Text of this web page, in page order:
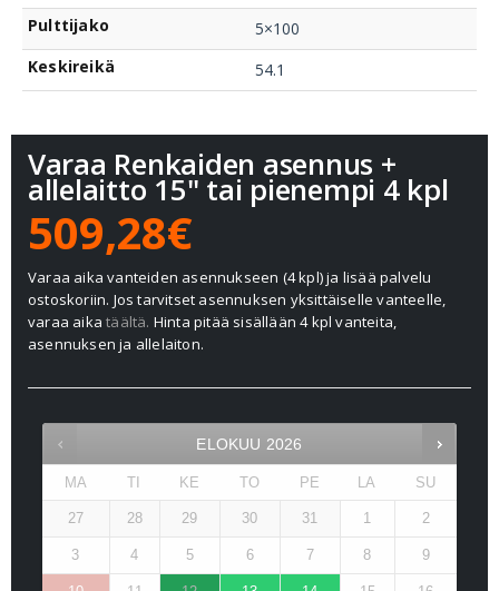
Pulttijako
5×100
Keskireikä
54.1
Varaa Renkaiden asennus +
allelaitto 15" tai pienempi 4 kpl
509,28€
Varaa aika vanteiden asennukseen (4 kpl) ja lisää palvelu
ostoskoriin. Jos tarvitset asennuksen yksittäiselle vanteelle,
varaa aikatäältä. Hinta pitää sisällään 4 kpl vanteita,
asennuksen ja allelaiton.
ELOKUU 2026
MA TI KE TO PE LA SU
27 28 29 30 31 1 2
3 4 5 6 7 8 9